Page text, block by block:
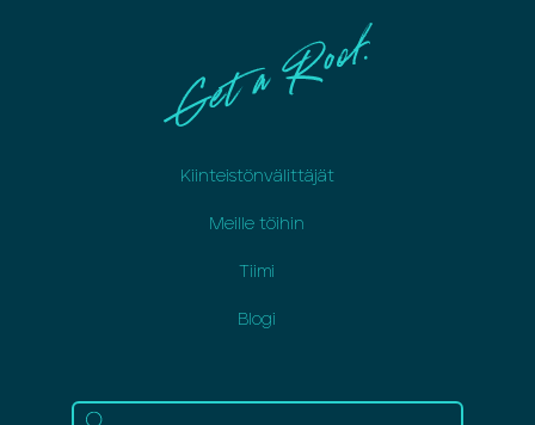
Kiinteistönvälittäjät
Meille töihin
Tiimi
Blogi